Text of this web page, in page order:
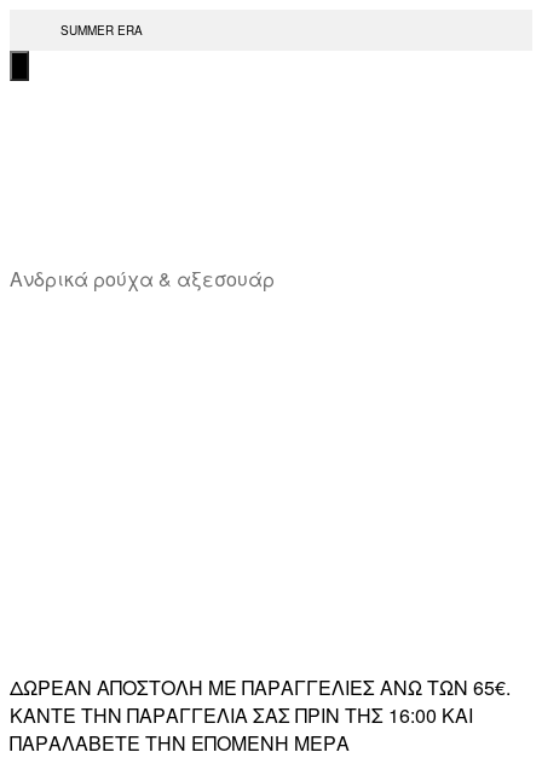
Μετάβαση
στο
περιεχόμενο
SUMMER ERA
Ανδρικά ρούχα & αξεσουάρ
ΔΩΡΕΑΝ ΑΠΟΣΤΟΛΗ ΜΕ ΠΑΡΑΓΓΕΛΙΕΣ ΑΝΩ ΤΩΝ 65€.
ΚΑΝΤΕ ΤΗΝ ΠΑΡΑΓΓΕΛΙΑ ΣΑΣ ΠΡΙΝ ΤΗΣ 16:00 ΚΑΙ
ΠΑΡΑΛΑΒΕΤΕ ΤΗΝ ΕΠΟΜΕΝΗ ΜΕΡΑ